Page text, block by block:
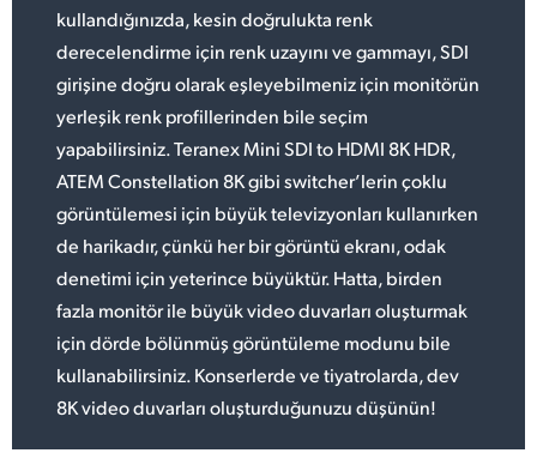
kullandığınızda, kesin doğrulukta renk
derecelendirme için renk uzayını ve gammayı, SDI
girişine doğru olarak eşleyebilmeniz için monitörün
yerleşik renk profillerinden bile seçim
yapabilirsiniz. Teranex Mini SDI to HDMI 8K HDR,
ATEM Constellation 8K gibi switcher’lerin çoklu
görüntülemesi için büyük televizyonları kullanırken
de harikadır, çünkü her bir görüntü ekranı, odak
denetimi için yeterince büyüktür. Hatta, birden
fazla monitör ile büyük video duvarları oluşturmak
için dörde bölünmüş görüntüleme modunu bile
kullanabilirsiniz. Konserlerde ve tiyatrolarda, dev
8K video duvarları oluşturduğunuzu düşünün!